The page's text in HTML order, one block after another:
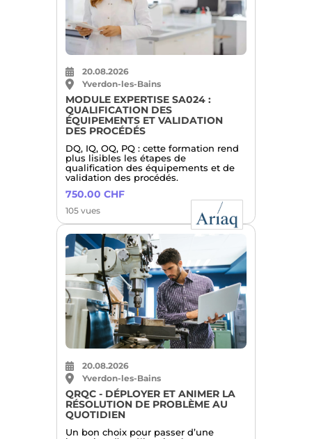
20.08.2026
Yverdon-les-Bains
MODULE EXPERTISE SA024 :
QUALIFICATION DES
ÉQUIPEMENTS ET VALIDATION
DES PROCÉDÉS
DQ, IQ, OQ, PQ : cette formation rend
plus lisibles les étapes de
qualification des équipements et de
validation des procédés.
750.00 CHF
105 vues
20.08.2026
Yverdon-les-Bains
QRQC - DÉPLOYER ET ANIMER LA
RÉSOLUTION DE PROBLÈME AU
QUOTIDIEN
Un bon choix pour passer d’une